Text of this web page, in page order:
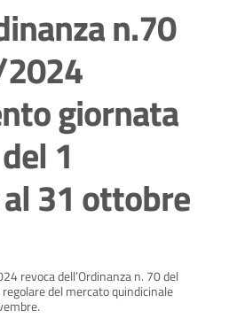
n.70
giornata
1
31 ottobre
notizia
revoca dell’Ordinanza n. 70 del
del mercato quindicinale